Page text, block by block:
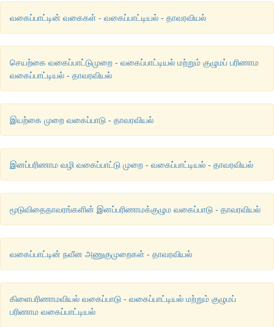
வகைப்பாட்டின் வகைகள் - வகைப்பாட்டியல் - தாவரவியல்
செயற்கை வகைப்பாட்டுமுறை - வகைப்பாட்டியல் மற்றும் குழுமப் பரிணாம
வகைப்பாட்டியல் - தாவரவியல்
இயற்கை முறை வகைப்பாடு - தாவரவியல்
இனப்பரிணாம வழி வகைப்பாட்டு முறை - வகைப்பாட்டியல் - தாவரவியல்
மூடுவிதைதாவரங்களின் இனப்பரிணாமக்குழும வகைப்பாடு - தாவரவியல்
வகைப்பாட்டின் நவீன அணுகுமுறைகள் - தாவரவியல்
கிளைபரிணாமவியல் வகைப்பாடு - வகைப்பாட்டியல் மற்றும் குழுமப்
பரிணாம வகைப்பாட்டியல்